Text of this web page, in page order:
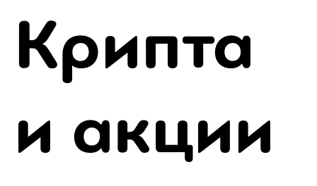
Крипта
и акции